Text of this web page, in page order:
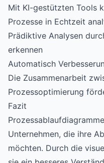
Mit KI-gestützten Tools
Prozesse in Echtzeit
Prädiktive Analysen
erkennen
Automatisch
Die Zusammenarbeit
Prozessoptimierung
Fazit
Unternehmen, die ihre
möchten. Durch die